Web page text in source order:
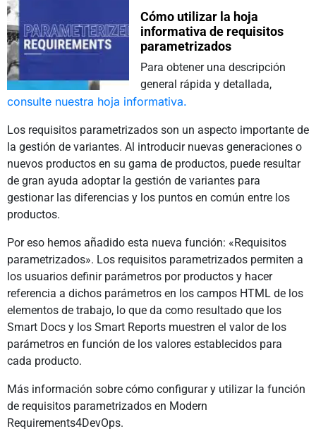
Cómo utilizar la hoja
informativa de requisitos
parametrizados
Para obtener una descripción
general rápida y detallada,
consulte nuestra hoja informativa.
Los requisitos parametrizados son un aspecto importante de
la gestión de variantes. Al introducir nuevas generaciones o
nuevos productos en su gama de productos, puede resultar
de gran ayuda adoptar la gestión de variantes para
gestionar las diferencias y los puntos en común entre los
productos.
Por eso hemos añadido esta nueva función: «Requisitos
parametrizados». Los requisitos parametrizados permiten a
los usuarios definir parámetros por productos y hacer
referencia a dichos parámetros en los campos HTML de los
elementos de trabajo, lo que da como resultado que los
Smart Docs y los Smart Reports muestren el valor de los
parámetros en función de los valores establecidos para
cada producto.
Más información sobre cómo configurar y utilizar la función
de requisitos parametrizados en Modern
Requirements4DevOps.